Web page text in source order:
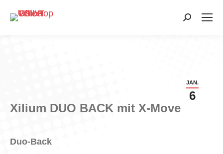
Search:
JAN.
6
Xilium DUO BACK mit X-Move
Duo-Back